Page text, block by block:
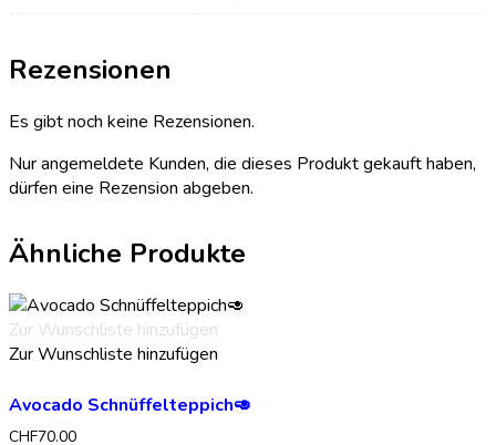
Rezensionen
Es gibt noch keine Rezensionen.
Nur angemeldete Kunden, die dieses Produkt gekauft haben,
dürfen eine Rezension abgeben.
Ähnliche Produkte
Zur Wunschliste hinzufügen
Zur Wunschliste hinzufügen
Avocado Schnüffelteppich🥑
CHF70.00